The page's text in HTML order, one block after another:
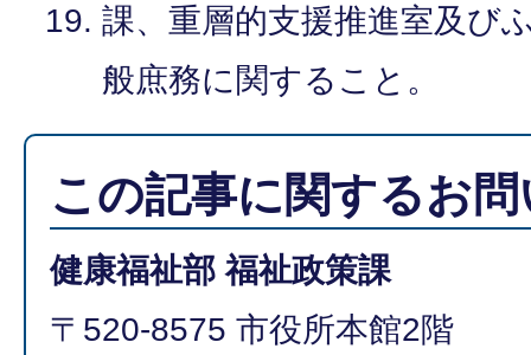
課、重層的支援推進室及び
般庶務に関すること。
この記事に関するお
健康福祉部 福祉政策課
〒520-8575 市役所本館2階